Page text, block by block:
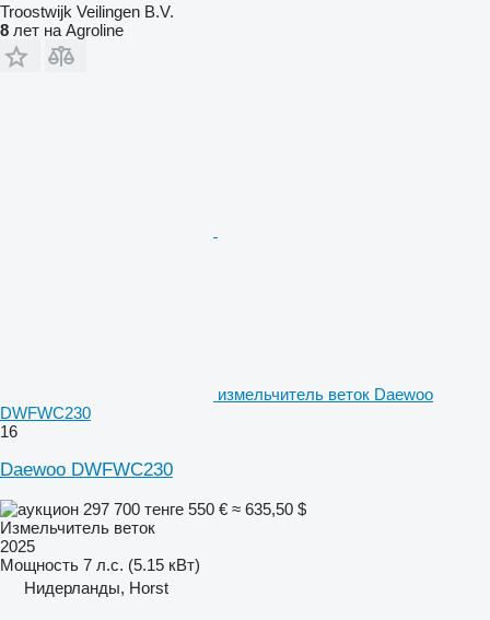
Troostwijk Veilingen B.V.
8 лет на Agroline
измельчитель веток Daewoo
DWFWC230
16
Daewoo DWFWC230
297 700 тенге 550 € ≈ 635,50 $
Измельчитель веток
2025
Мощность 7 л.с. (5.15 кВт)
Нидерланды, Horst